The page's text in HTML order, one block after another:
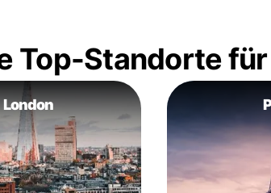
Top-Standorte
London